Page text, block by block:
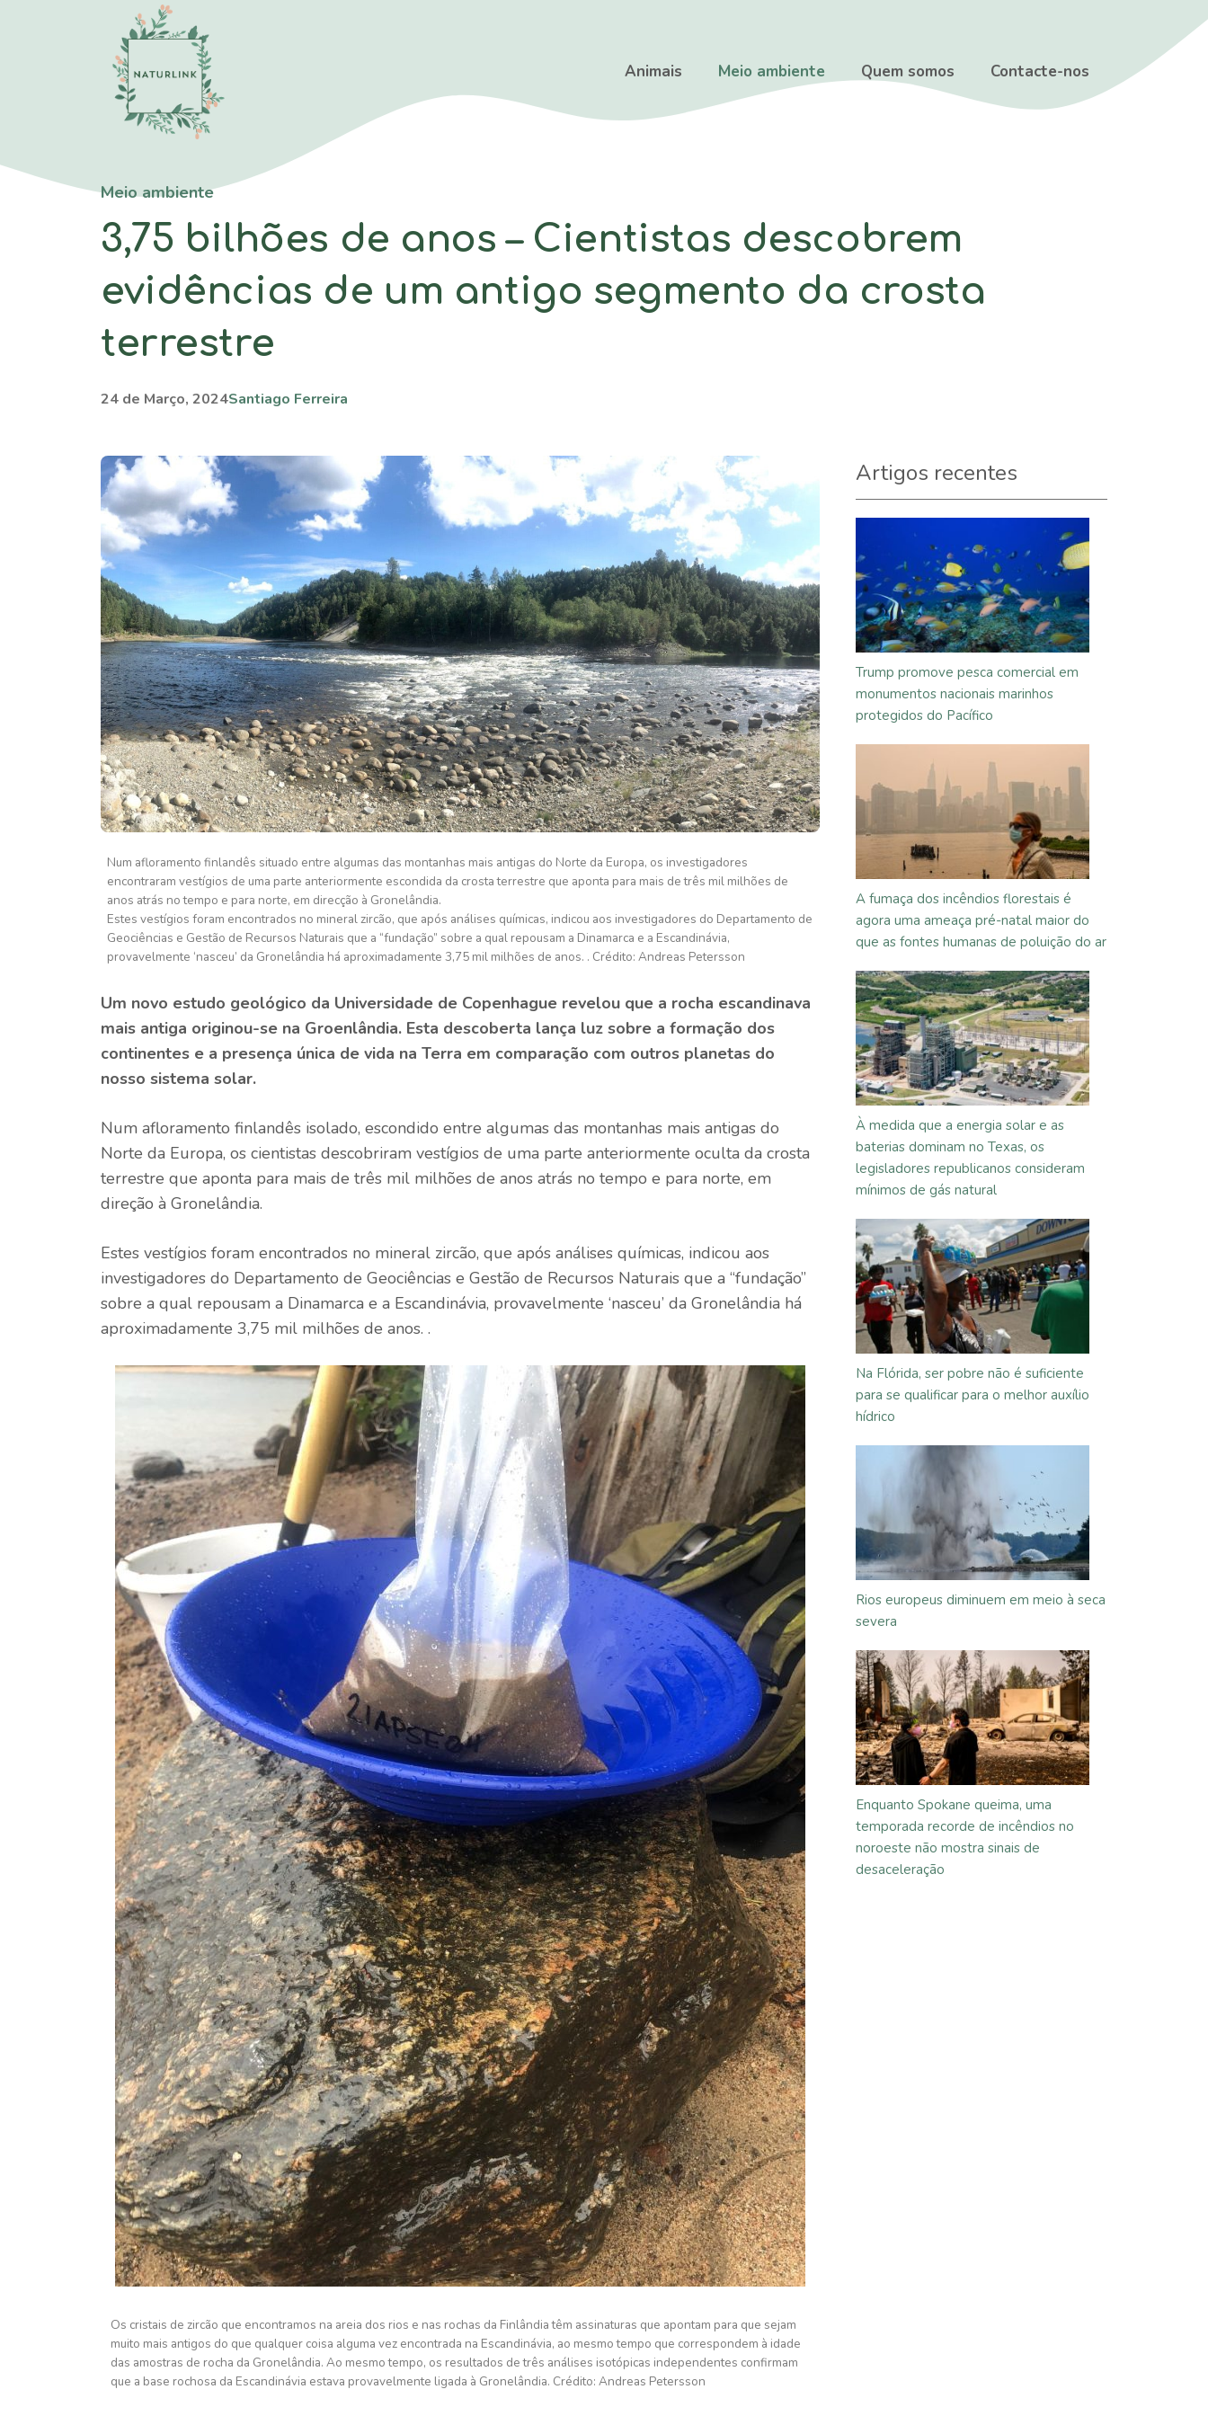
Animais Meio ambiente Quem somos Contacte-nos
Meio ambiente
3,75 bilhões de anos – Cientistas descobrem
evidências de um antigo segmento da crosta
terrestre
24 de Março, 2024Santiago Ferreira
Num afloramento finlandês situado entre algumas das montanhas mais antigas do Norte da Europa, os investigadores
encontraram vestígios de uma parte anteriormente escondida da crosta terrestre que aponta para mais de três mil milhões de
anos atrás no tempo e para norte, em direcção à Gronelândia.
Estes vestígios foram encontrados no mineral zircão, que após análises químicas, indicou aos investigadores do Departamento de
Geociências e Gestão de Recursos Naturais que a “fundação” sobre a qual repousam a Dinamarca e a Escandinávia,
provavelmente ‘nasceu’ da Gronelândia há aproximadamente 3,75 mil milhões de anos. . Crédito: Andreas Petersson
Um novo estudo geológico da Universidade de Copenhague revelou que a rocha escandinava
mais antiga originou-se na Groenlândia. Esta descoberta lança luz sobre a formação dos
continentes e a presença única de vida na Terra em comparação com outros planetas do
nosso sistema solar.
Num afloramento finlandês isolado, escondido entre algumas das montanhas mais antigas do
Norte da Europa, os cientistas descobriram vestígios de uma parte anteriormente oculta da crosta
terrestre que aponta para mais de três mil milhões de anos atrás no tempo e para norte, em
direção à Gronelândia.
Estes vestígios foram encontrados no mineral zircão, que após análises químicas, indicou aos
investigadores do Departamento de Geociências e Gestão de Recursos Naturais que a “fundação”
sobre a qual repousam a Dinamarca e a Escandinávia, provavelmente ‘nasceu’ da Gronelândia há
aproximadamente 3,75 mil milhões de anos. .
Os cristais de zircão que encontramos na areia dos rios e nas rochas da Finlândia têm assinaturas que apontam para que sejam
muito mais antigos do que qualquer coisa alguma vez encontrada na Escandinávia, ao mesmo tempo que correspondem à idade
das amostras de rocha da Gronelândia. Ao mesmo tempo, os resultados de três análises isotópicas independentes confirmam
que a base rochosa da Escandinávia estava provavelmente ligada à Gronelândia. Crédito: Andreas Petersson
Artigos recentes
Trump promove pesca comercial em
monumentos nacionais marinhos
protegidos do Pacífico
A fumaça dos incêndios florestais é
agora uma ameaça pré-natal maior do
que as fontes humanas de poluição do ar
À medida que a energia solar e as
baterias dominam no Texas, os
legisladores republicanos consideram
mínimos de gás natural
Na Flórida, ser pobre não é suficiente
para se qualificar para o melhor auxílio
hídrico
Rios europeus diminuem em meio à seca
severa
Enquanto Spokane queima, uma
temporada recorde de incêndios no
noroeste não mostra sinais de
desaceleração